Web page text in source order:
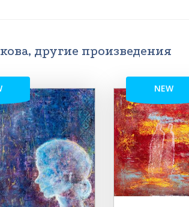
другие произведения
NEW